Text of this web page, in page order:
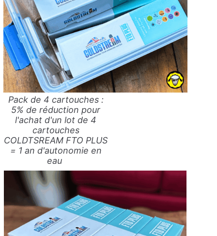
Pack de 4 cartouches :
5% de réduction pour
l'achat d'un lot de 4
cartouches
COLDTSREAM FTO PLUS
= 1 an d'autonomie en
eau